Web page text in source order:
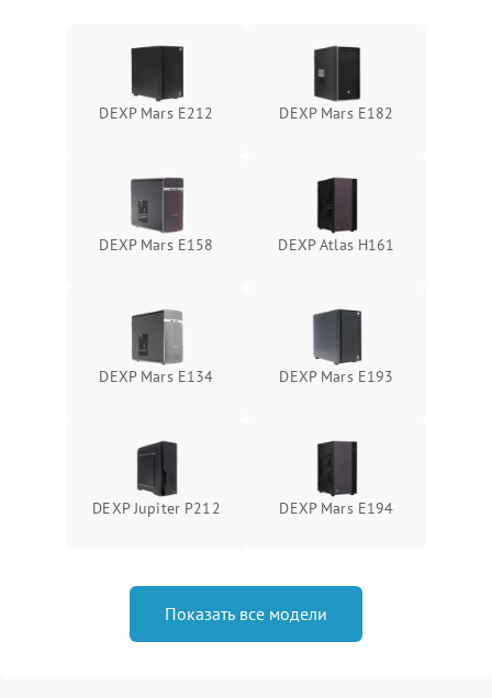
DEXP Mars E212 DEXP Mars E182
DEXP Mars E158 DEXP Atlas H161
DEXP Mars E134 DEXP Mars E193
DEXP Jupiter P212 DEXP Mars E194
Показать все модели